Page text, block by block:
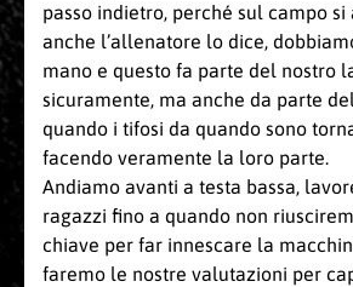
passo indietro, perché sul campo
anche l’allenatore lo dice,
mano e questo fa parte del nostro
sicuramente, ma anche da parte
quando i tifosi da quando sono
facendo veramente la loro parte.
Andiamo avanti a testa bassa,
ragazzi fino a quando non
chiave per far innescare la
faremo le nostre valutazioni per